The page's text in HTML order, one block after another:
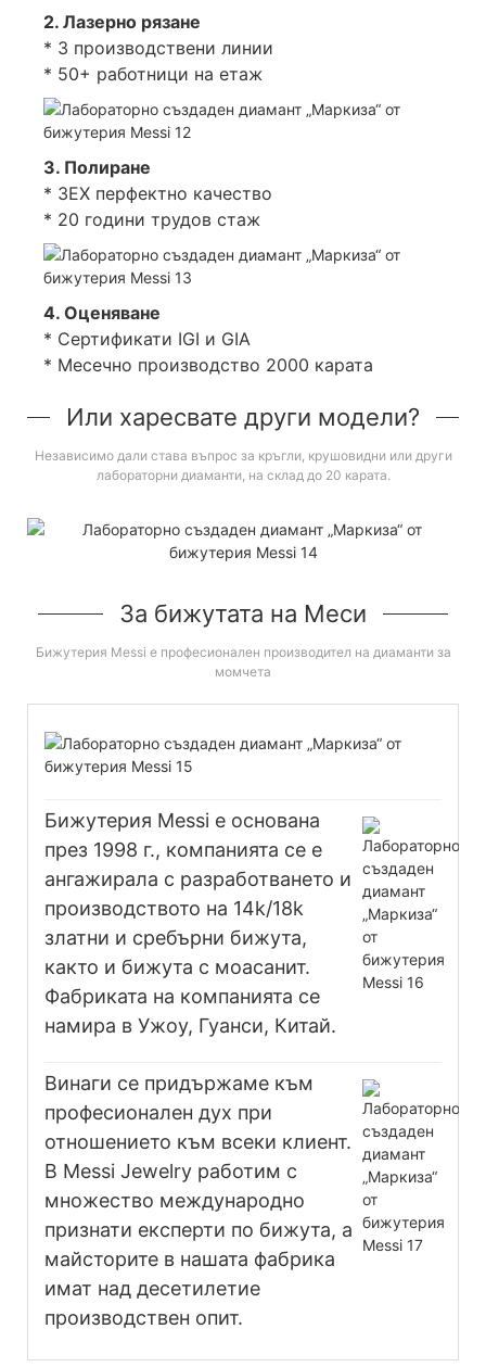
2. Лазерно рязане
* 3 производствени линии
* 50+ работници на етаж
3. Полиране
* 3EX перфектно качество
* 20 години трудов стаж
4. Оценяване
* Сертификати IGI и GIA
* Месечно производство 2000 карата
Или харесвате други модели?
Независимо дали става въпрос за кръгли, крушовидни или други
лабораторни диаманти, на склад до 20 карата.
За бижутата на Меси
Бижутерия Messi е професионален производител на диаманти за
момчета
Бижутерия Messi е основана
през 1998 г., компанията се е
ангажирала с разработването и
производството на 14k/18k
златни и сребърни бижута,
както и бижута с моасанит.
Фабриката на компанията се
намира в Ужоу, Гуанси, Китай.
Винаги се придържаме към
професионален дух при
отношението към всеки клиент.
В Messi Jewelry работим с
множество международно
признати експерти по бижута, а
майсторите в нашата фабрика
имат над десетилетие
производствен опит.